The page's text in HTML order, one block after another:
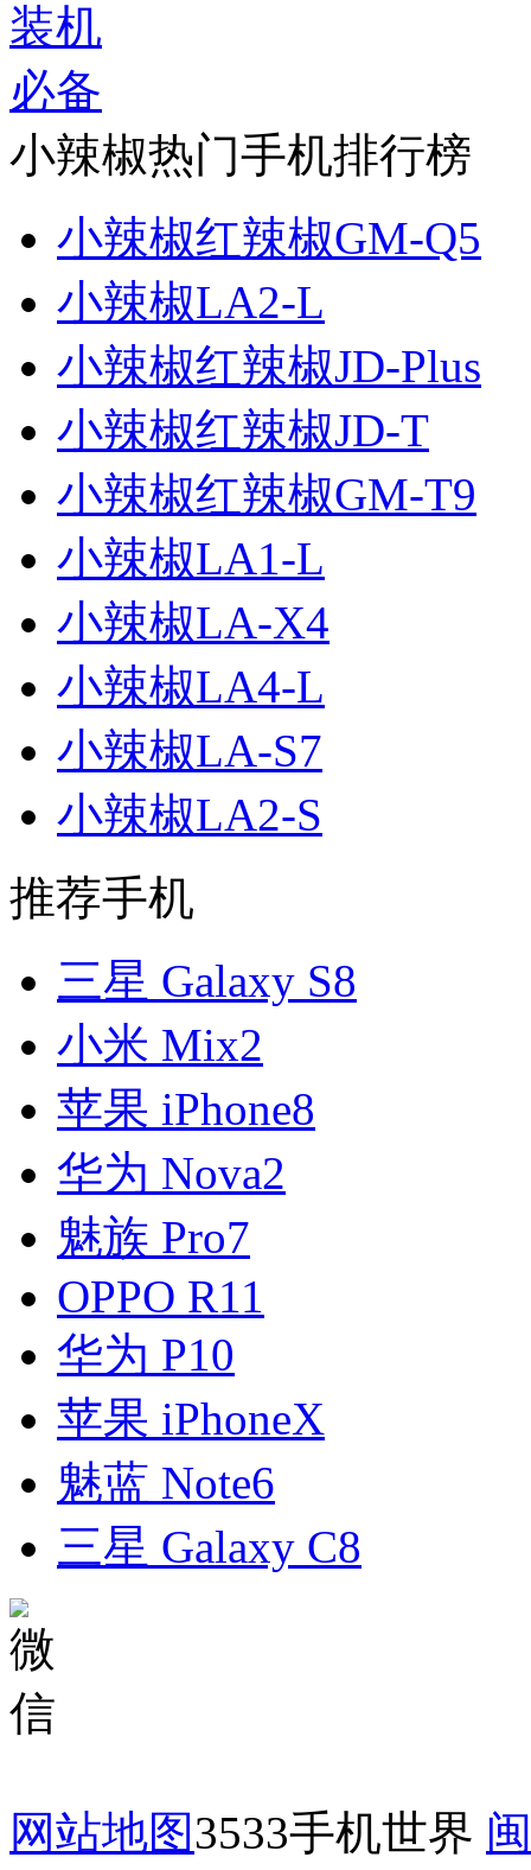
小辣椒热门手机排行榜
小辣椒红辣椒GM-Q5
小辣椒LA2-L
小辣椒红辣椒JD-Plus
小辣椒红辣椒JD-T
小辣椒红辣椒GM-T9
小辣椒LA1-L
小辣椒LA-X4
小辣椒LA4-L
小辣椒LA-S7
小辣椒LA2-S
推荐手机
三星 Galaxy S8
小米 Mix2
苹果 iPhone8
华为 Nova2
魅族 Pro7
OPPO R11
华为 P10
苹果 iPhoneX
魅蓝 Note6
三星 Galaxy C8
网站地图3533手机世界